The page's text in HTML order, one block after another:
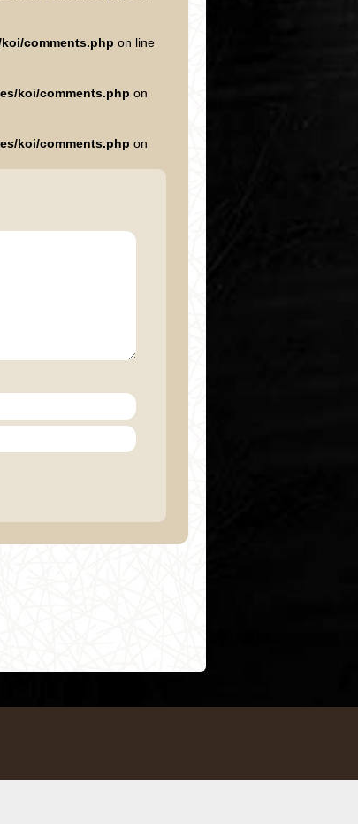
comments.php on line
koi/comments.php on
koi/comments.php on